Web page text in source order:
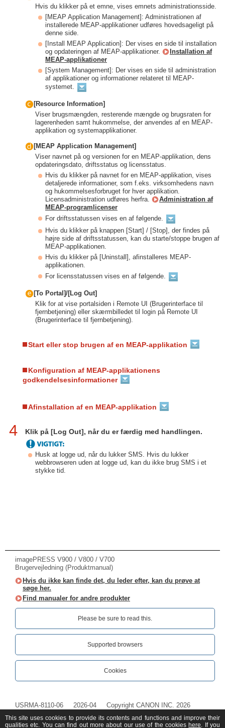
Hvis du klikker på et emne, vises emnets administrationsside.
[MEAP Application Management]: Administrationen af
installerede MEAP-applikationer udføres hovedsageligt på
denne side.
[Install MEAP Application]: Der vises en side til installation
og opdateringen af MEAP-applikationer.
Installation af
MEAP-applikationer
[System Management]: Der vises en side til administration
af applikationer og informationer relateret til MEAP-
systemet.
[Resource Information]
Viser brugsmængden, resterende mængde og brugsraten for
lagerenheden samt hukommelse, der anvendes af en MEAP-
applikation og systemapplikationer.
[MEAP Application Management]
Viser navnet på og versionen for en MEAP-applikation, dens
opdateringsdato, driftsstatus og licensstatus.
Hvis du klikker på navnet for en MEAP-applikation, vises
detaljerede informationer, som f.eks. virksomhedens navn
og hukommelsesforbruget for hver applikation.
Licensadministration udføres herfra.
Administration af
MEAP-programlicenser
For driftsstatussen vises en af følgende.
Hvis du klikker på knappen [Start] / [Stop], der findes på
højre side af driftsstatussen, kan du starte/stoppe brugen af
MEAP-applikationen.
Hvis du klikker på [Uninstall], afinstalleres MEAP-
applikationen.
For licensstatussen vises en af følgende.
[To Portal]/[Log Out]
Klik for at vise portalsiden i Remote UI (Brugerinterface til
fjernbetjening) eller skærmbilledet til login på Remote UI
(Brugerinterface til fjernbetjening).
Start eller stop brugen af en MEAP-applikation
Konfiguration af MEAP-applikationens
godkendelsesinformationer
Afinstallation af en MEAP-applikation
4 Klik på [Log Out], når du er færdig med handlingen.
Husk at logge ud, når du lukker SMS. Hvis du lukker
webbrowseren uden at logge ud, kan du ikke brug SMS i et
stykke tid.
imagePRESS V900 / V800 / V700
Brugervejledning (Produktmanual)
Hvis du ikke kan finde det, du leder efter, kan du prøve at
søge her.
Find manualer for andre produkter
Please be sure to read this.‎
Supported browsers
Cookies
USRMA-8110-06 2026-04 Copyright CANON INC. 2026
This site uses cookies to provide its contents and functions and improve their
qualities etc. You can find out more about our use of the cookies here. If you